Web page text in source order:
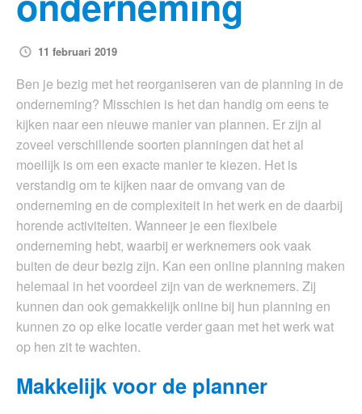
11 februari 2019
Ben je bezig met het reorganiseren van de planning in de
onderneming? Misschien is het dan handig om eens te
kijken naar een nieuwe manier van plannen. Er zijn al
zoveel verschillende soorten planningen dat het al
moeilijk is om een exacte manier te kiezen. Het is
verstandig om te kijken naar de omvang van de
onderneming en de complexiteit in het werk en de daarbij
horende activiteiten. Wanneer je een flexibele
onderneming hebt, waarbij er werknemers ook vaak
buiten de deur bezig zijn. Kan een online planning maken
helemaal in het voordeel zijn van de werknemers. Zij
kunnen dan ook gemakkelijk online bij hun planning en
kunnen zo op elke locatie verder gaan met het werk wat
op hen zit te wachten.
Makkelijk voor de planner